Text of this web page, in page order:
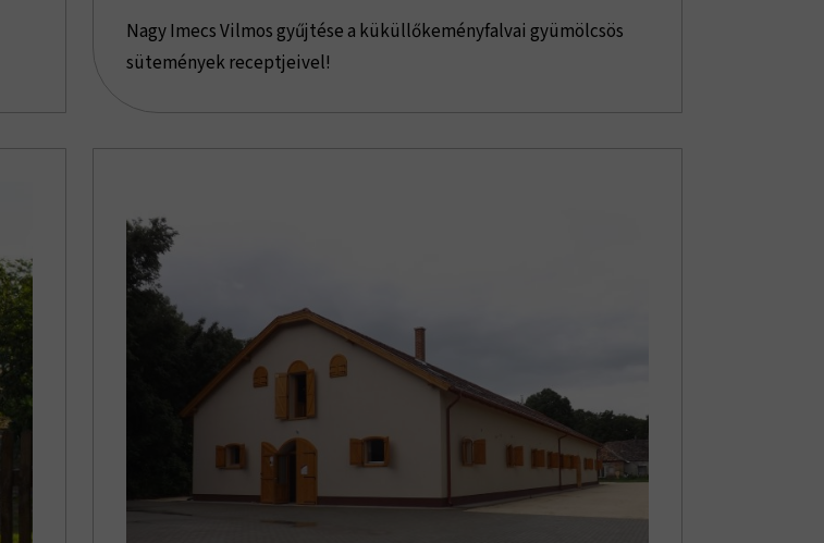
Nagy Imecs Vilmos gyűjtése a küküllőkeményfalvai gyümölcsös
sütemények receptjeivel!